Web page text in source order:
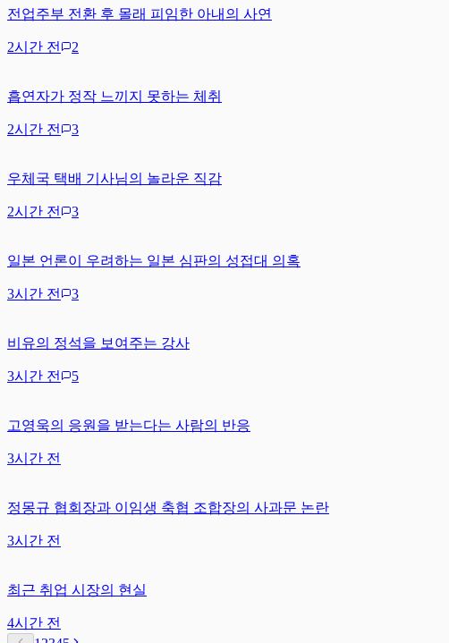
전업주부 전환 후 몰래 피임한 아내의 사연
2시간 전 2
흡연자가 정작 느끼지 못하는 체취
2시간 전 3
우체국 택배 기사님의 놀라운 직감
2시간 전 3
일본 언론이 우려하는 일본 심판의 성접대 의혹
3시간 전 3
비유의 정석을 보여주는 강사
3시간 전 5
고영욱의 응원을 받는다는 사람의 반응
3시간 전
정몽규 협회장과 이임생 축협 조합장의 사과문 논란
3시간 전
최근 취업 시장의 현실
4시간 전